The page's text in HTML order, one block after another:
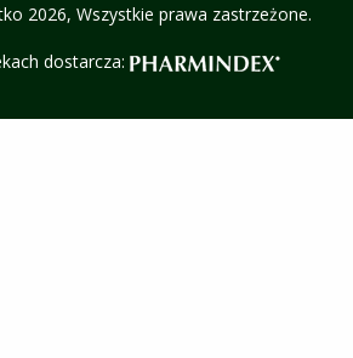
2026, Wszystkie prawa zastrzeżone.
dostarcza: